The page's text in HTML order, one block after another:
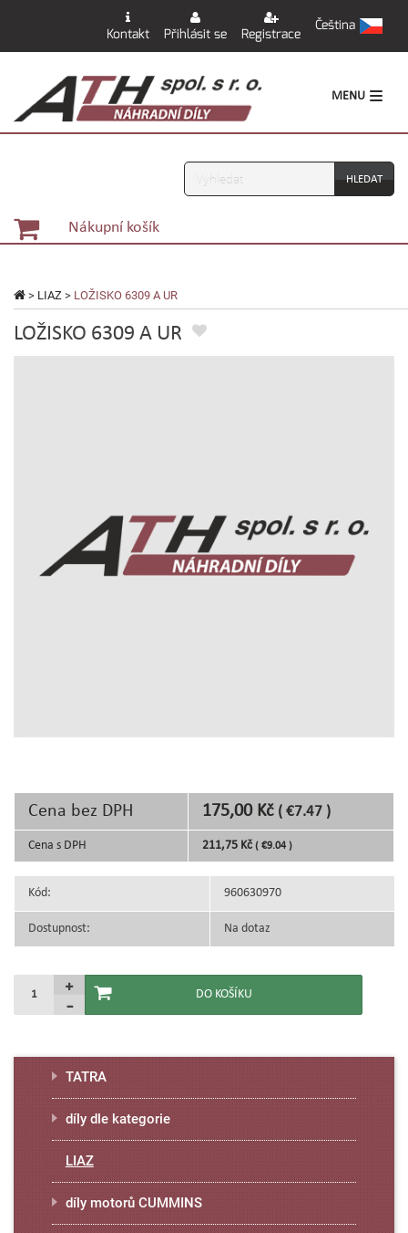
Kontakt Přihlásit se Registrace
Čeština
MENU
Vyhledávání
Nákupní košík
> LIAZ > LOŽISKO 6309 A UR
LOŽISKO 6309 A UR
Cena bez DPH 175,00 Kč ( €7.47 )
Cena s DPH 211,75 Kč ( €9.04 )
Kód: 960630970
Dostupnost: Na dotaz
TATRA
díly dle kategorie
LIAZ
díly motorů CUMMINS